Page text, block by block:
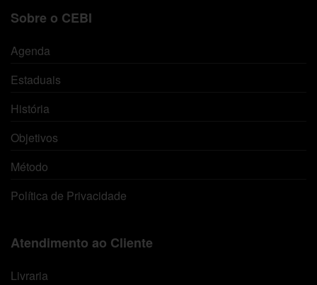
Sobre o CEBI
Agenda
Estaduais
História
Objetivos
Método
Política de Privacidade
Atendimento ao Cliente
Livraria